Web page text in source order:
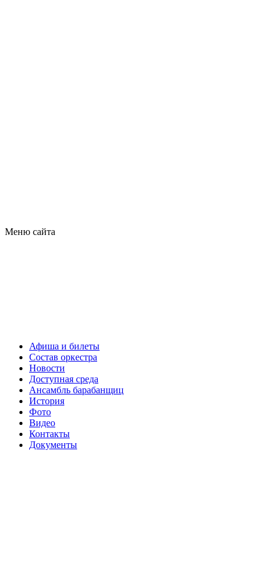
Меню сайта
Афиша и билеты
Состав оркестра
Новости
Доступная среда
Ансамбль барабанщиц
История
Фото
Видео
Контакты
Документы